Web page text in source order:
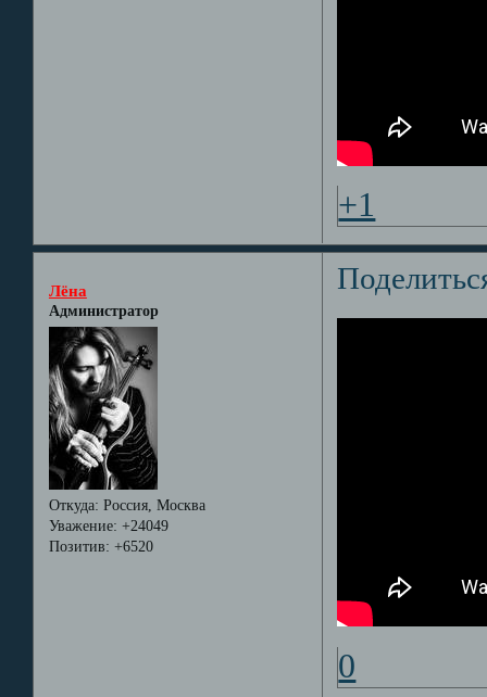
+1
Лёна
Администратор
Откуда: Россия, Москва
Уважение: +24049
Позитив: +6520
0